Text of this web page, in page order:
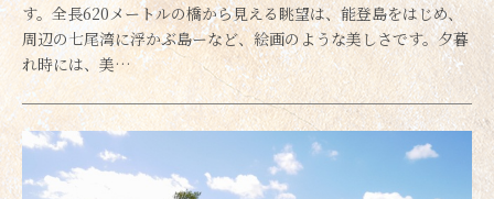
す。全長620メートルの橋から見える眺望は、能登島をはじめ、
周辺の七尾湾に浮かぶ島ーなど、絵画のような美しさです。夕暮
れ時には、美…